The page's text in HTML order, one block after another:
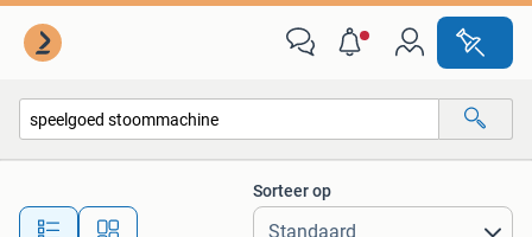
Alle afstanden…
Sorteer op